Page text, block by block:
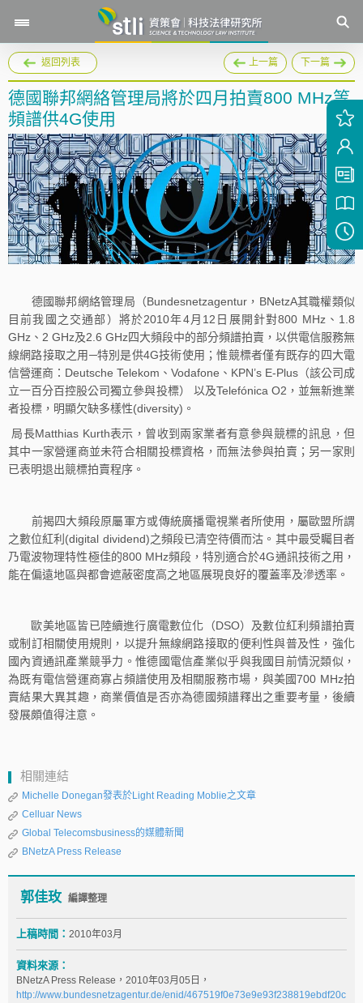
返回列表 上一篇 下一篇
德國聯邦網絡管理局將於四月拍賣800 MHz等
頻譜供4G使用
德國聯邦網絡管理局（Bundesnetzagentur，BNetzA其職權類似
目前我國之交通部）將於2010年4月12日展開針對800 MHz、1.8
GHz、2 GHz及2.6 GHz四大頻段中的部分頻譜拍賣，以供電信服務無
線網路接取之用─特別是供4G技術使用；惟競標者僅有既存的四大電
信營運商：Deutsche Telekom、Vodafone、KPN’s E-Plus（該公司成
立一百分百控股公司獨立參與投標） 以及Telefónica O2，並無新進業
者投標，明顯欠缺多樣性(diversity)。
局長Matthias Kurth表示，曾收到兩家業者有意參與競標的訊息，但
其中一家營運商並未符合相關投標資格，而無法參與拍賣；另一家則
已表明退出競標拍賣程序。
前揭四大頻段原屬軍方或傳統廣播電視業者所使用，屬歐盟所謂
之數位紅利(digital dividend)之頻段已清空待價而沽。其中最受矚目者
乃電波物理特性極佳的800 MHz頻段，特別適合於4G通訊技術之用，
能在偏遠地區與都會遮蔽密度高之地區展現良好的覆蓋率及滲透率。
歐美地區皆已陸續進行廣電數位化（DSO）及數位紅利頻譜拍賣
或制訂相關使用規則，以提升無線網路接取的便利性與普及性，強化
國內資通訊產業競爭力。惟德國電信產業似乎與我國目前情況類似，
為既有電信營運商寡占頻譜使用及相關服務市場，與美國700 MHz拍
賣結果大異其趣，商業價值是否亦為德國頻譜釋出之重要考量，後續
發展頗值得注意。
相關連結
Michelle Donegan發表於Light Reading Moblie之文章
Celluar News
Global Telecomsbusiness的媒體新聞
BNetzA Press Release
郭佳玫 編譯整理
上稿時間： 2010年03月
資料來源：
BNetzA Press Release，2010年03月05日，
http://www.bundesnetzagentur.de/enid/467519f0e73e9e93f238819ebdf20c